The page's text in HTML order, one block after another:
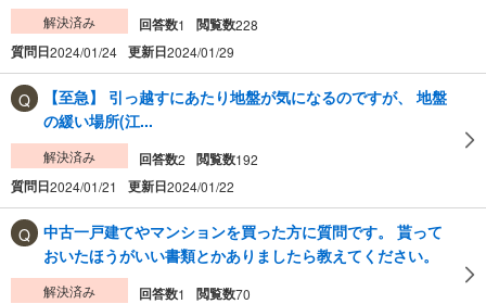
解決済み 回答数1 閲覧数228
質問日2024/01/24 更新日2024/01/29
【至急】 引っ越すにあたり地盤が気になるのですが、 地盤
の緩い場所(江...
解決済み 回答数2 閲覧数192
質問日2024/01/21 更新日2024/01/22
中古一戸建てやマンションを買った方に質問です。 貰って
おいたほうがいい書類とかありましたら教えてください。
解決済み 回答数1 閲覧数70